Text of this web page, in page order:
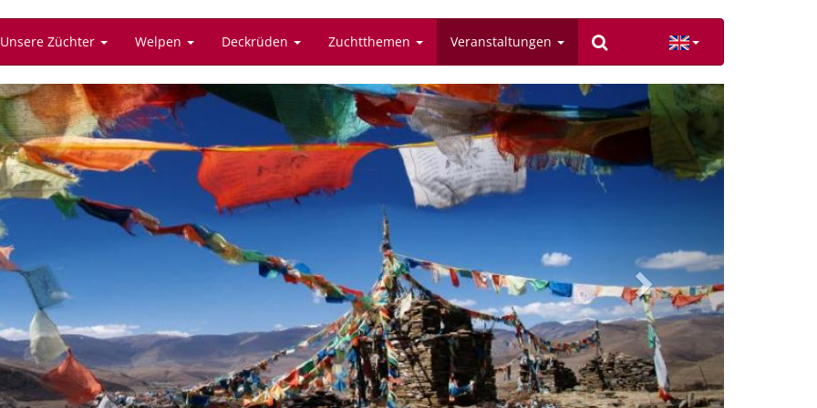
Unsere Züchter Welpen Deckrüden Zuchtthemen Veranstaltungen
Next